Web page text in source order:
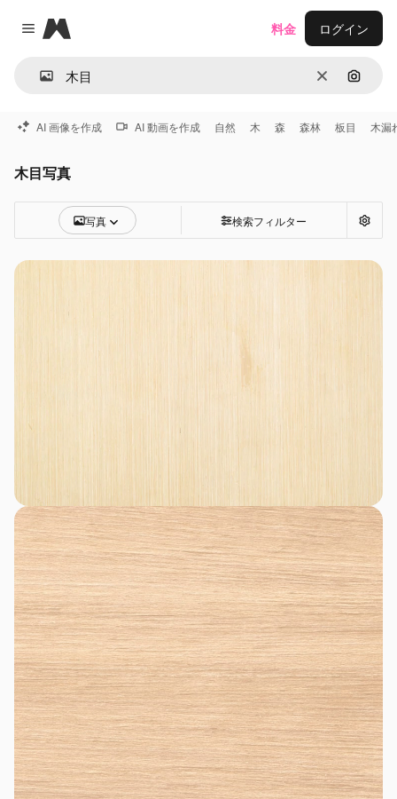
Close menu
Magnific
消去 画像で
料金 ログイン
AI 画像を作成 AI 動画を作成 自然 木 森 森林 板目 木漏
木目写真
写真 検索フィルター